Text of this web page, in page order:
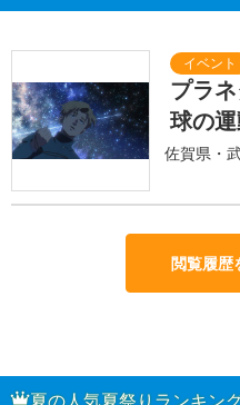
プラ
球の
佐賀県・
閲覧履歴